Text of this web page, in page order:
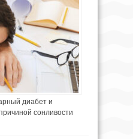
диабет и
сонливости